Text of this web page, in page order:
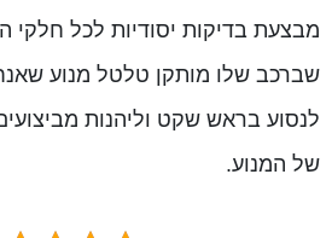
מבצעת בדיקות יסודיות לכל חלקי
שברכב שלו מותקן טלטל מנוע
לנסוע בראש שקט וליהנות
של המנוע.